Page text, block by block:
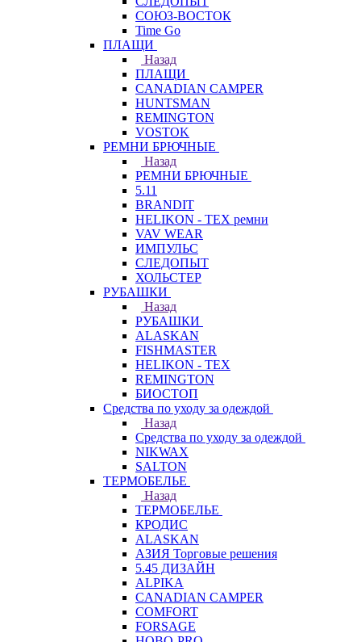
СОЮЗ-ВОСТОК
Time Go
ПЛАЩИ
Назад
ПЛАЩИ
CANADIAN CAMPER
HUNTSMAN
REMINGTON
VOSTOK
РЕМНИ БРЮЧНЫЕ
Назад
РЕМНИ БРЮЧНЫЕ
5.11
BRANDIT
HELIKON - TEX ремни
VAV WEAR
ИМПУЛЬС
СЛЕДОПЫТ
ХОЛЬСТЕР
РУБАШКИ
Назад
РУБАШКИ
ALASKAN
FISHMASTER
HELIKON - TEX
REMINGTON
БИОСТОП
Средства по уходу за одеждой
Назад
Средства по уходу за одеждой
NIKWAX
SALTON
ТЕРМОБЕЛЬЕ
Назад
ТЕРМОБЕЛЬЕ
КРОДИС
ALASKAN
АЗИЯ Торговые решения
5.45 ДИЗАЙН
ALPIKA
CANADIAN CAMPER
COMFORT
FORSAGE